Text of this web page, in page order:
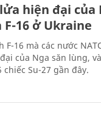
hiện đại
F-16 ở Ukraine
F-16 mà các nước
của Nga săn lùng,
chiếc Su-27 gần đây.